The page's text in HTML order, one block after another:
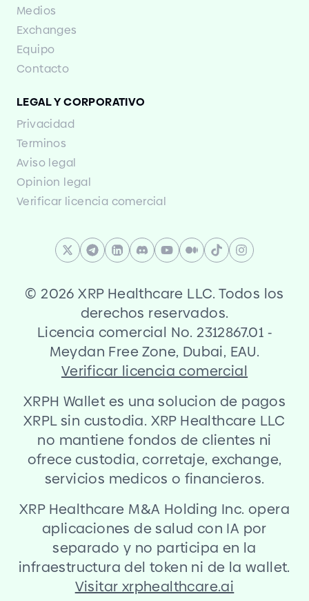
Medios
Exchanges
Equipo
Contacto
LEGAL Y CORPORATIVO
Privacidad
Terminos
Aviso legal
Opinion legal
Verificar licencia comercial
© 2026 XRP Healthcare LLC. Todos los
derechos reservados.
Licencia comercial No. 2312867.01 -
Meydan Free Zone, Dubai, EAU.
Verificar licencia comercial
XRPH Wallet es una solucion de pagos
XRPL sin custodia. XRP Healthcare LLC
no mantiene fondos de clientes ni
ofrece custodia, corretaje, exchange,
servicios medicos o financieros.
XRP Healthcare M&A Holding Inc. opera
aplicaciones de salud con IA por
separado y no participa en la
infraestructura del token ni de la wallet.
Visitar xrphealthcare.ai